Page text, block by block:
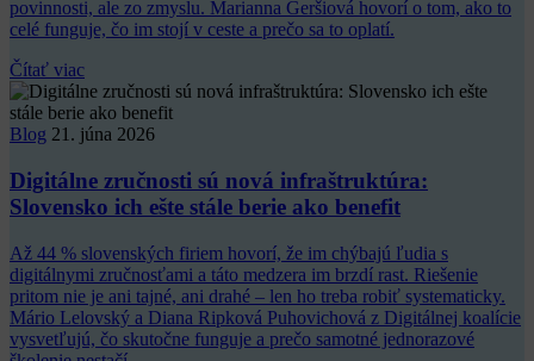
povinnosti, ale zo zmyslu. Marianna Geršiová hovorí o tom, ako to
celé funguje, čo im stojí v ceste a prečo sa to oplatí.
Čítať viac
Blog 21. júna 2026
Digitálne zručnosti sú nová infraštruktúra:
Slovensko ich ešte stále berie ako benefit
Až 44 % slovenských firiem hovorí, že im chýbajú ľudia s
digitálnymi zručnosťami a táto medzera im brzdí rast. Riešenie
pritom nie je ani tajné, ani drahé – len ho treba robiť systematicky.
Mário Lelovský a Diana Ripková Puhovichová z Digitálnej koalície
vysvetľujú, čo skutočne funguje a prečo samotné jednorazové